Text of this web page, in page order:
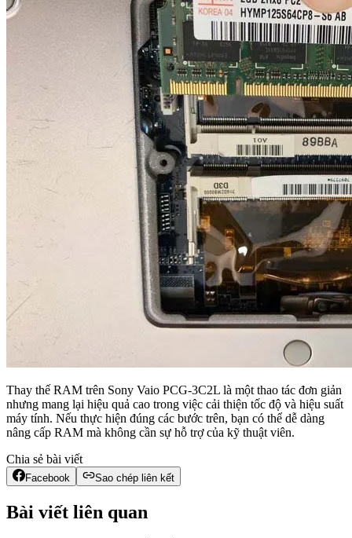
Thay thế RAM trên Sony Vaio PCG-3C2L là một thao tác đơn giản
nhưng mang lại hiệu quả cao trong việc cải thiện tốc độ và hiệu suất
máy tính. Nếu thực hiện đúng các bước trên, bạn có thể dễ dàng
nâng cấp RAM mà không cần sự hỗ trợ của kỹ thuật viên.
Chia sẻ bài viết
Facebook Sao chép liên kết
Bài viết liên quan